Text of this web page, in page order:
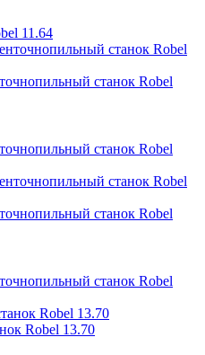
11.64
станок Robel
станок Robel
станок Robel
станок Robel
Robel 13.70